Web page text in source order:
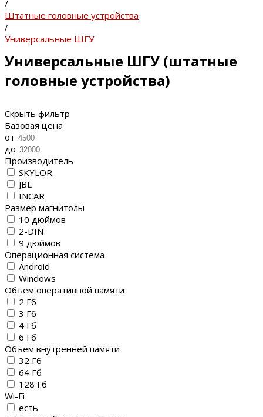
/
Штатные головные устройства
/
Универсальные ШГУ
Универсальные ШГУ (штатные
головные устройства)
Скрыть фильтр
Базовая цена
от
до
Производитель
SKYLOR
JBL
INCAR
Размер магнитолы
10 дюймов
2-DIN
9 дюймов
Операционная система
Android
Windows
Объем оперативной памяти
2 Гб
3 Гб
4 Гб
6 Гб
Объем внутренней памяти
32 Гб
64 Гб
128 Гб
Wi-Fi
есть